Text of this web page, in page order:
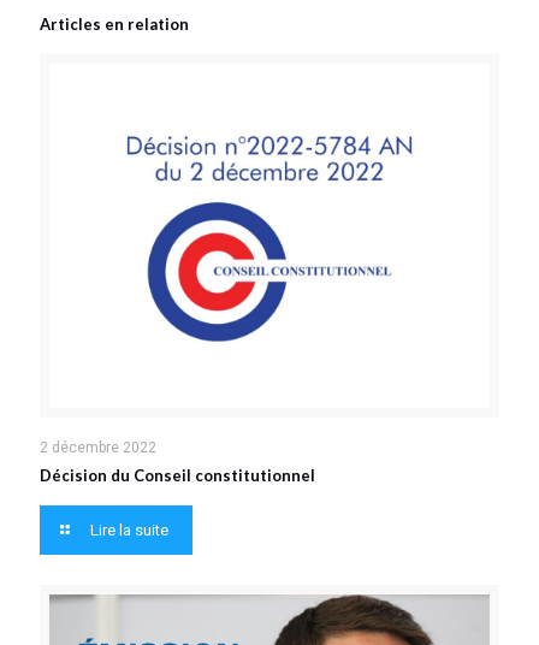
Articles en relation
2 décembre 2022
Décision du Conseil constitutionnel
Lire la suite